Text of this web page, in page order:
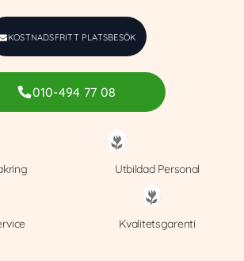
KOSTNADSFRITT PLATSBESÖK
010-494 77 08
Utbildad Personal
Kvalitetsgarenti